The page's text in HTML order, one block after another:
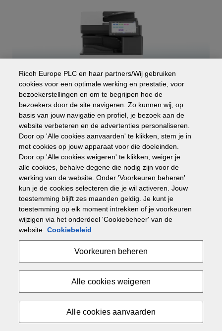
IM C2010 (A)
All-in-One Printers
Printsnelheid tot 20 ppm en kan kopiëren, scannen en
faxen
Maximale printresolutie: 4800 x 1200 dpi
Papiercapaciteit tot 2300 vellen
Vraag offerte aan
Ricoh Europe PLC en haar partners/Wij gebruiken
cookies voor een optimale werking en prestatie, voor
bezoekerstellingen en om te begrijpen hoe de
bezoekers door de site navigeren. Zo kunnen wij, op
basis van jouw navigatie en profiel, je bezoek aan de
website verbeteren en de advertenties personaliseren.
Door op 'Alle cookies aanvaarden' te klikken, stem je in
met cookies op jouw apparaat voor die doeleinden.
Door op 'Alle cookies weigeren' te klikken, weiger je
alle cookies, behalve degene die nodig zijn voor de
werking van de website. Onder 'Voorkeuren beheren'
kun je de cookies selecteren die je wil activeren. Jouw
toestemming blijft zes maanden geldig. Je kunt je
toestemming op elk moment intrekken of je voorkeuren
wijzigen via het onderdeel 'Cookiebeheer' van de
website Cookiebeleid
Voorkeuren beheren
Alle cookies weigeren
Alle cookies aanvaarden